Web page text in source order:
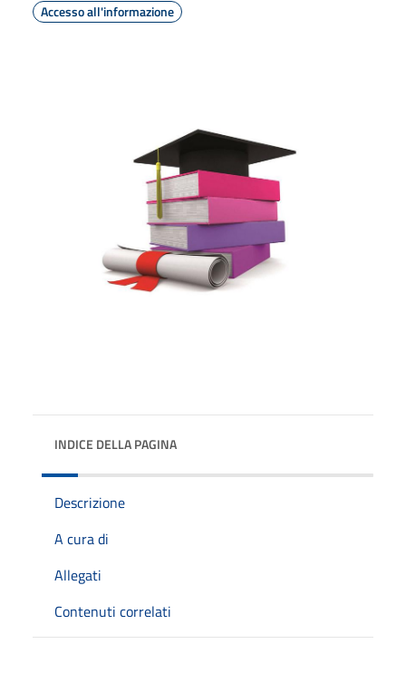
Accesso all'informazione
INDICE DELLA PAGINA
Descrizione
A cura di
Allegati
Contenuti correlati